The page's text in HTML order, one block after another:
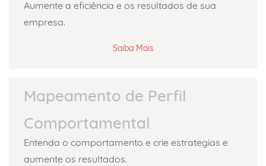
Aumente a eficiência e os resultados de sua
empresa.
Saiba Mais
Mapeamento de Perfil
Comportamental
Entenda o comportamento e crie estrategias e
aumente os resultados.